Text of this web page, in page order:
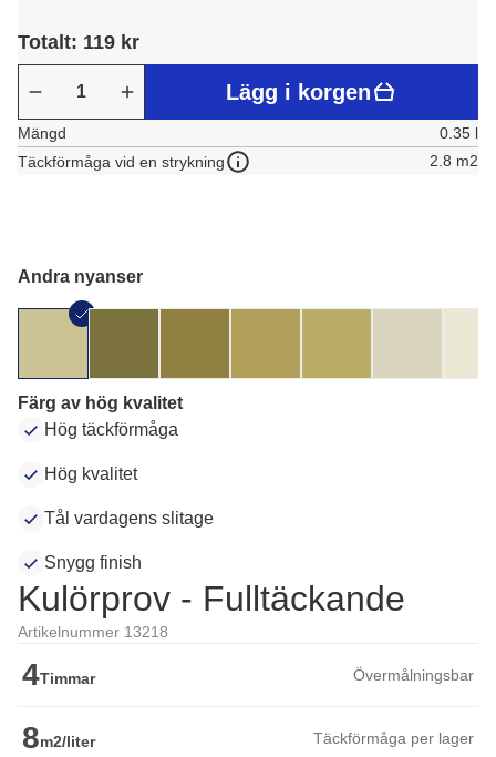
Totalt: 119 kr
Lägg i korgen
Mängd
0.35 l
Täckförmåga vid en strykning
2.8 m2
Andra nyanser
Färg av hög kvalitet
Hög täckförmåga
Hög kvalitet
Tål vardagens slitage
Snygg finish
Kulörprov - Fulltäckande
Artikelnummer 13218
4Timmar Övermålningsbar
8m2/liter Täckförmåga per lager